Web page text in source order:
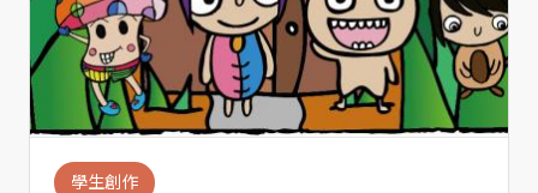
學生創作